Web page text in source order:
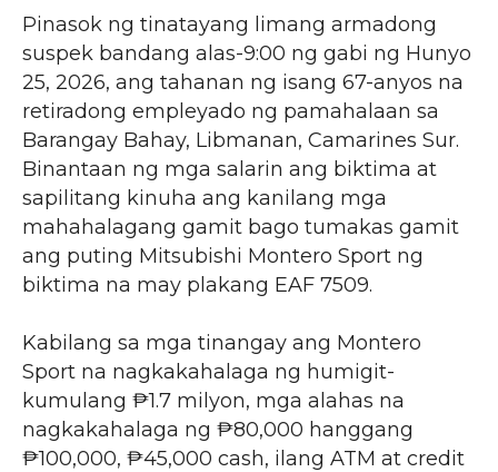
Pinasok ng tinatayang limang armadong
suspek bandang alas-9:00 ng gabi ng Hunyo
25, 2026, ang tahanan ng isang 67-anyos na
retiradong empleyado ng pamahalaan sa
Barangay Bahay, Libmanan, Camarines Sur.
Binantaan ng mga salarin ang biktima at
sapilitang kinuha ang kanilang mga
mahahalagang gamit bago tumakas gamit
ang puting Mitsubishi Montero Sport ng
biktima na may plakang EAF 7509.
Kabilang sa mga tinangay ang Montero
Sport na nagkakahalaga ng humigit-
kumulang ₱1.7 milyon, mga alahas na
nagkakahalaga ng ₱80,000 hanggang
₱100,000, ₱45,000 cash, ilang ATM at credit